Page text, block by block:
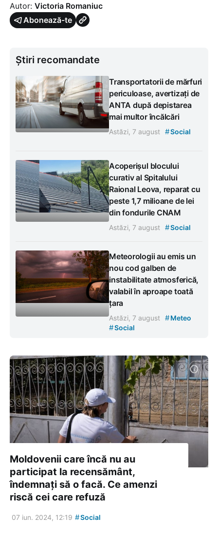
Autor: Victoria Romaniuc
Abonează-te
Știri recomandate
Transportatorii de mărfuri
periculoase, avertizați de
ANTA după depistarea
mai multor încălcări
Astăzi, 7 august #Social
Acoperișul blocului
curativ al Spitalului
Raional Leova, reparat cu
peste 1,7 milioane de lei
din fondurile CNAM
Astăzi, 7 august #Social
Meteorologii au emis un
nou cod galben de
instabilitate atmosferică,
valabil în aproape toată
țara
Astăzi, 7 august #Meteo
#Social
Moldovenii care încă nu au
participat la recensământ,
îndemnați să o facă. Ce amenzi
riscă cei care refuză
07 iun. 2024, 12:19 #Social